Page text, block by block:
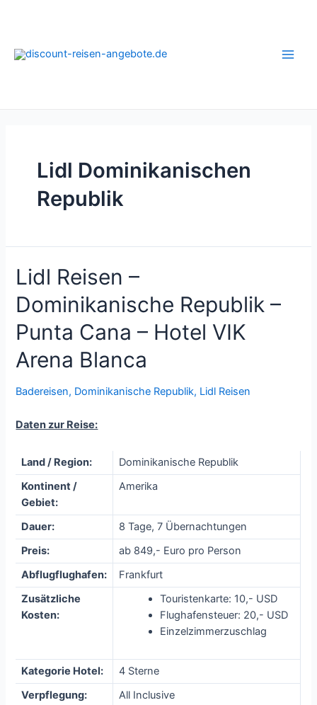
Lidl Dominikanischen
Republik
Lidl Reisen –
Dominikanische Republik –
Punta Cana – Hotel VIK
Arena Blanca
Badereisen, Dominikanische Republik, Lidl Reisen
Daten zur Reise:
Land / Region:
Dominikanische Republik
Kontinent /
Gebiet:
Amerika
Dauer:
8 Tage, 7 Übernachtungen
Preis:
ab 849,- Euro pro Person
Abflugflughafen:
Frankfurt
Zusätzliche
Kosten:
Touristenkarte: 10,- USD
Flughafensteuer: 20,- USD
Einzelzimmerzuschlag
Kategorie Hotel:
4 Sterne
Verpflegung:
All Inclusive